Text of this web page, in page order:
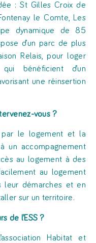
: St Gilles Croix de
le Comte, Les
dynamique de 85
d’un parc de plus
Relais, pour loger
bénéficient d’un
une réinsertion
vous ?
par le logement et la
un accompagnement
au logement à des
au logement
leur démarches et en
sur un territoire.
de l’ESS ?
Habitat et